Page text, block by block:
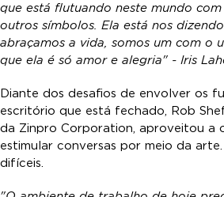
que está flutuando neste mundo com
outros símbolos. Ela está nos
abraçamos a vida, somos um com o
que ela é só amor e alegria" - Iris
Diante dos desafios de envolver os
escritório que está fechado, Rob
da Zinpro Corporation, aproveitou a
estimular conversas por meio da arte.
difíceis.